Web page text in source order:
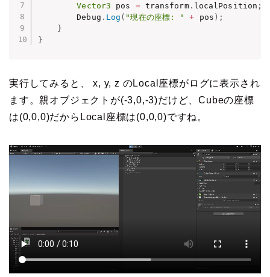
Vector3 pos = transform. localPosition ;
        Debug
. Log ( "現在の座標: " + pos ) ;
}
}
実行してみると、 x, y, z のLocal座標がログに表示され
ます。親オブジェクトが(-3,0,-3)だけど、Cubeの座標
は(0,0,0)だからLocal座標は(0,0,0)ですね。